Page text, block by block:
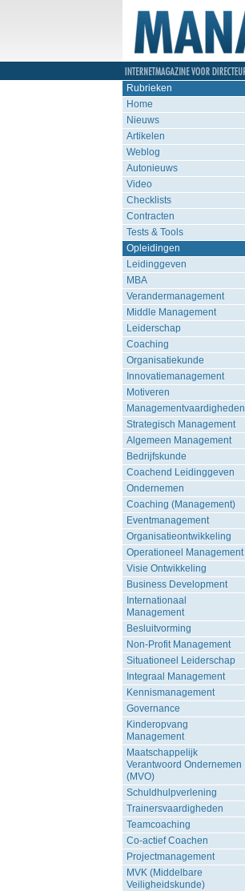
Rubrieken
Home
Nieuws
Artikelen
Weblog
Autonieuws
Video
Checklists
Contracten
Tests & Tools
Opleidingen
Leidinggeven
MBA
Verandermanagement
Middle Management
Leiderschap
Coaching
Organisatiekunde
Innovatiemanagement
Motiveren
Managementvaardigheden
Strategisch Management
Algemeen Management
Bedrijfskunde
Coachend Leidinggeven
Ondernemen
Coaching (Management)
Eventmanagement
Organisatieontwikkeling
Operationeel Management
Visie Ontwikkeling
Business Development
Internationaal
Management
Besluitvorming
Non-Profit Management
Situationeel Leiderschap
Integraal Management
Kennismanagement
Governance
Kinderopvang
Management
Maatschappelijk
Verantwoord Ondernemen
(MVO)
Schuldhulpverlening
Trainersvaardigheden
Teamcoaching
Co-actief Coachen
Projectmanagement
MVK (Middelbare
Veiligheidskunde)